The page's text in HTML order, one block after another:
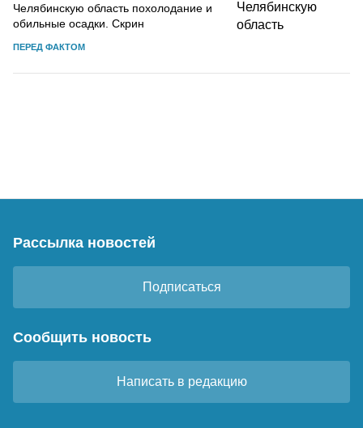
Челябинскую область похолодание и
обильные осадки. Скрин
ПЕРЕД ФАКТОМ
Рассылка новостей
Подписаться
Сообщить новость
Написать в редакцию